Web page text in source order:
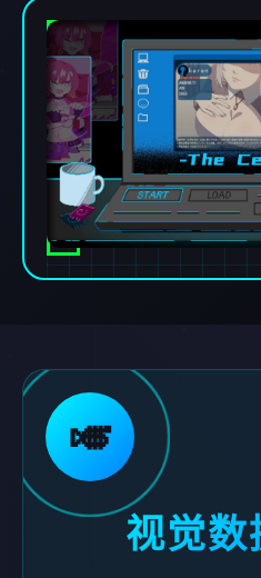
🎺
视觉数